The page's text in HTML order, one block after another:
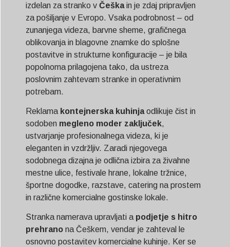
izdelan za stranko v Češkain je zdaj pripravljen
za pošiljanje v Evropo. Vsaka podrobnost – od
zunanjega videza, barvne sheme, grafičnega
oblikovanja in blagovne znamke do splošne
postavitve in strukturne konfiguracije – je bila
popolnoma prilagojena tako, da ustreza
poslovnim zahtevam stranke in operativnim
potrebam.
Reklama kontejnerska kuhinjaodlikuje čist in
sodoben megleno moder zaključek,
ustvarjanje profesionalnega videza, ki je
eleganten in vzdržljiv. Zaradi njegovega
sodobnega dizajna je odlična izbira za živahne
mestne ulice, festivale hrane, lokalne tržnice,
športne dogodke, razstave, catering na prostem
in različne komercialne gostinske lokale.
Stranka namerava upravljati a podjetje s hitro
prehrano na Češkem, vendar je zahteval le
osnovno postavitev komercialne kuhinje. Ker se